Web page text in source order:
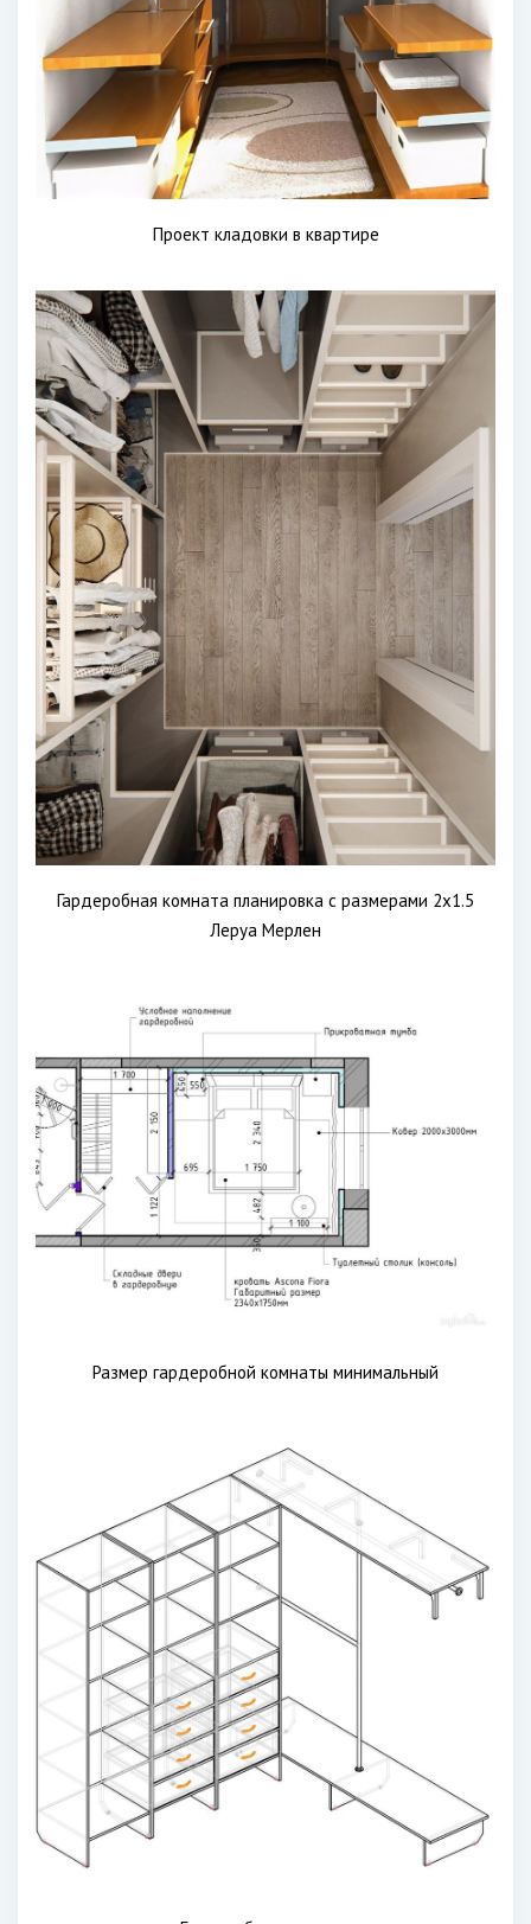
Проект кладовки в квартире
Гардеробная комната планировка с размерами 2х1.5
Леруа Мерлен
Размер гардеробной комнаты минимальный